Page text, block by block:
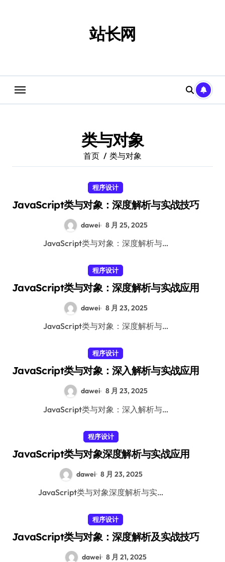
站长网
类与对象
首页 类与对象
程序设计
JavaScript类与对象：深度解析与实战技巧
dawei 8 月 25, 2025
JavaScript类与对象：深度解析与…
程序设计
JavaScript类与对象：深度解析与实战应用
dawei 8 月 23, 2025
JavaScript类与对象：深度解析与…
程序设计
JavaScript类与对象：深入解析与实战应用
dawei 8 月 23, 2025
JavaScript类与对象：深入解析与…
程序设计
JavaScript类与对象深度解析与实战应用
dawei 8 月 23, 2025
JavaScript类与对象深度解析与实…
程序设计
JavaScript类与对象：深度解析及实战技巧
dawei 8 月 21, 2025